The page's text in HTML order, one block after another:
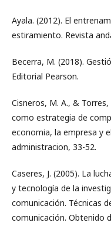
Ayala. (2012). El
estiramiento. Revista
Becerra, M. (2018).
Editorial Pearson.
Cisneros, M. A., &
como estrategia de
economia, la empresa y
administracion, 33-52.
Caseres, J. (2005). La
y tecnología de la
comunicación. Técnicas
comunicación. Obtenido